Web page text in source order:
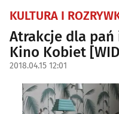
KULTURA I
Atrakcje dla
Kino Kobiet
2018.04.15 12:01